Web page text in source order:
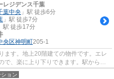
レジデンス千葉
葉中央 」駅 徒歩6分
」駅 徒歩7分
駅 徒歩17分
央区神明町205-1
ます。地上20階建ての物件です。エレ
で、楽に上り下りできます。駅から徒
動産のこと...
ョン